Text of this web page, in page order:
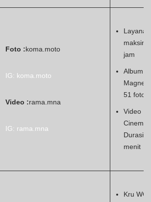
Foto : koma.moto
IG: koma.moto
Video :rama.mna
IG: rama.mna
Layanan
jam
Album
51 foto
Video
Durasi 6
menit
Kru WO